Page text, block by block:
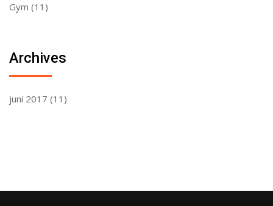
Gym (11)
Archives
juni 2017 (11)